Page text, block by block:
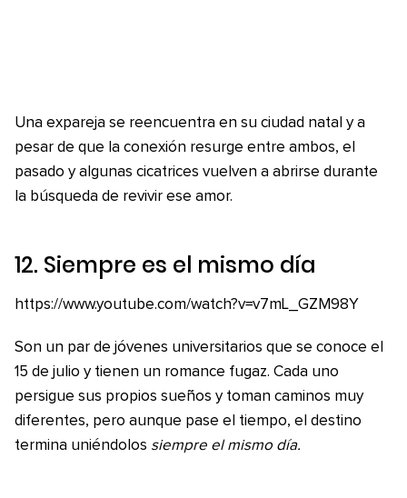
Una expareja se reencuentra en su ciudad natal y a
pesar de que la conexión resurge entre ambos, el
pasado y algunas cicatrices vuelven a abrirse durante
la búsqueda de revivir ese amor.
12. Siempre es el mismo día
https://www.youtube.com/watch?v=v7mL_GZM98Y
Son un par de jóvenes universitarios que se conoce el
15 de julio y tienen un romance fugaz. Cada uno
persigue sus propios sueños y toman caminos muy
diferentes, pero aunque pase el tiempo, el destino
termina uniéndolos siempre el mismo día.